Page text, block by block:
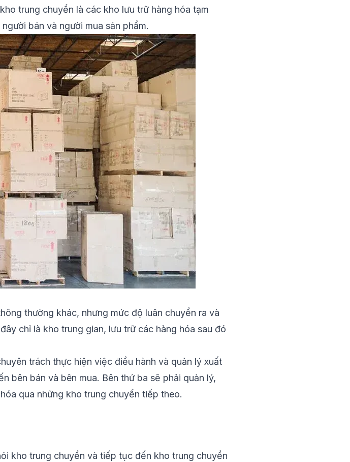
trung chuyển là các kho lưu trữ hàng hóa tạm
bán và người mua sản phẩm.
thường khác, nhưng mức độ luân chuyển ra và
chỉ là kho trung gian, lưu trữ các hàng hóa sau đó
trách thực hiện việc điều hành và quản lý xuất
bên bán và bên mua. Bên thứ ba sẽ phải quản lý,
qua những kho trung chuyển tiếp theo.
kho trung chuyển và tiếp tục đến kho trung chuyển